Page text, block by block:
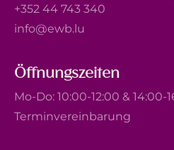
+352 44 743 340
info@ewb.lu
Öffnungszeiten
Mo-Do: 10:00-12:00 & 14:00-
Terminvereinbarung